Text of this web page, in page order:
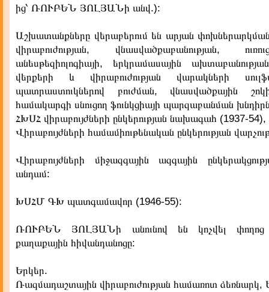
ից՝ ՌՈՒԲԵՆ ՅՈԼՅԱՆի անվ.):
Աշխատանքները վերաբերում են արյան
վիրաբուժության, վնասվածքաբանության,
անեսթեզիոլոգիայի, երկրամասային
վերքերի և վիրաբուժության վարակների
պատրաստուկներով բուժման, վնասվածքային
համակարգի սնուցող ֆունկցիայի պարզաբանման
ՀԽՍՀ վիրաբույժների ընկերության նախագահ (1937-54),
Վիրաբույժների համամիութենական ընկերության
Վիրաբույժների միջազգային ազգային
անդամ:
ԽՍՀՄ ԳԽ պատգամավոր (1946-55):
ՌՈՒԲԵՆ ՅՈԼՅԱՆի անունով են կոչվել փողոց
քաղաքային հիվանդանոցը:
Երկեր.
Ռազմադաշտային վիրաբուժության համառոտ ձեռնարկ,